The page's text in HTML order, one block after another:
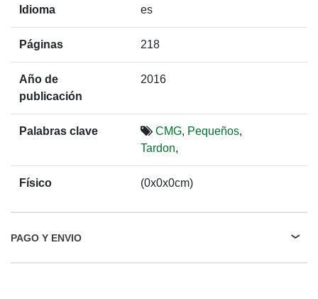
Idioma es
Páginas 218
Año de
publicación
2016
Palabras clave CMG, Pequeños,
Tardon,
Físico (0x0x0cm)
PAGO Y ENVIO